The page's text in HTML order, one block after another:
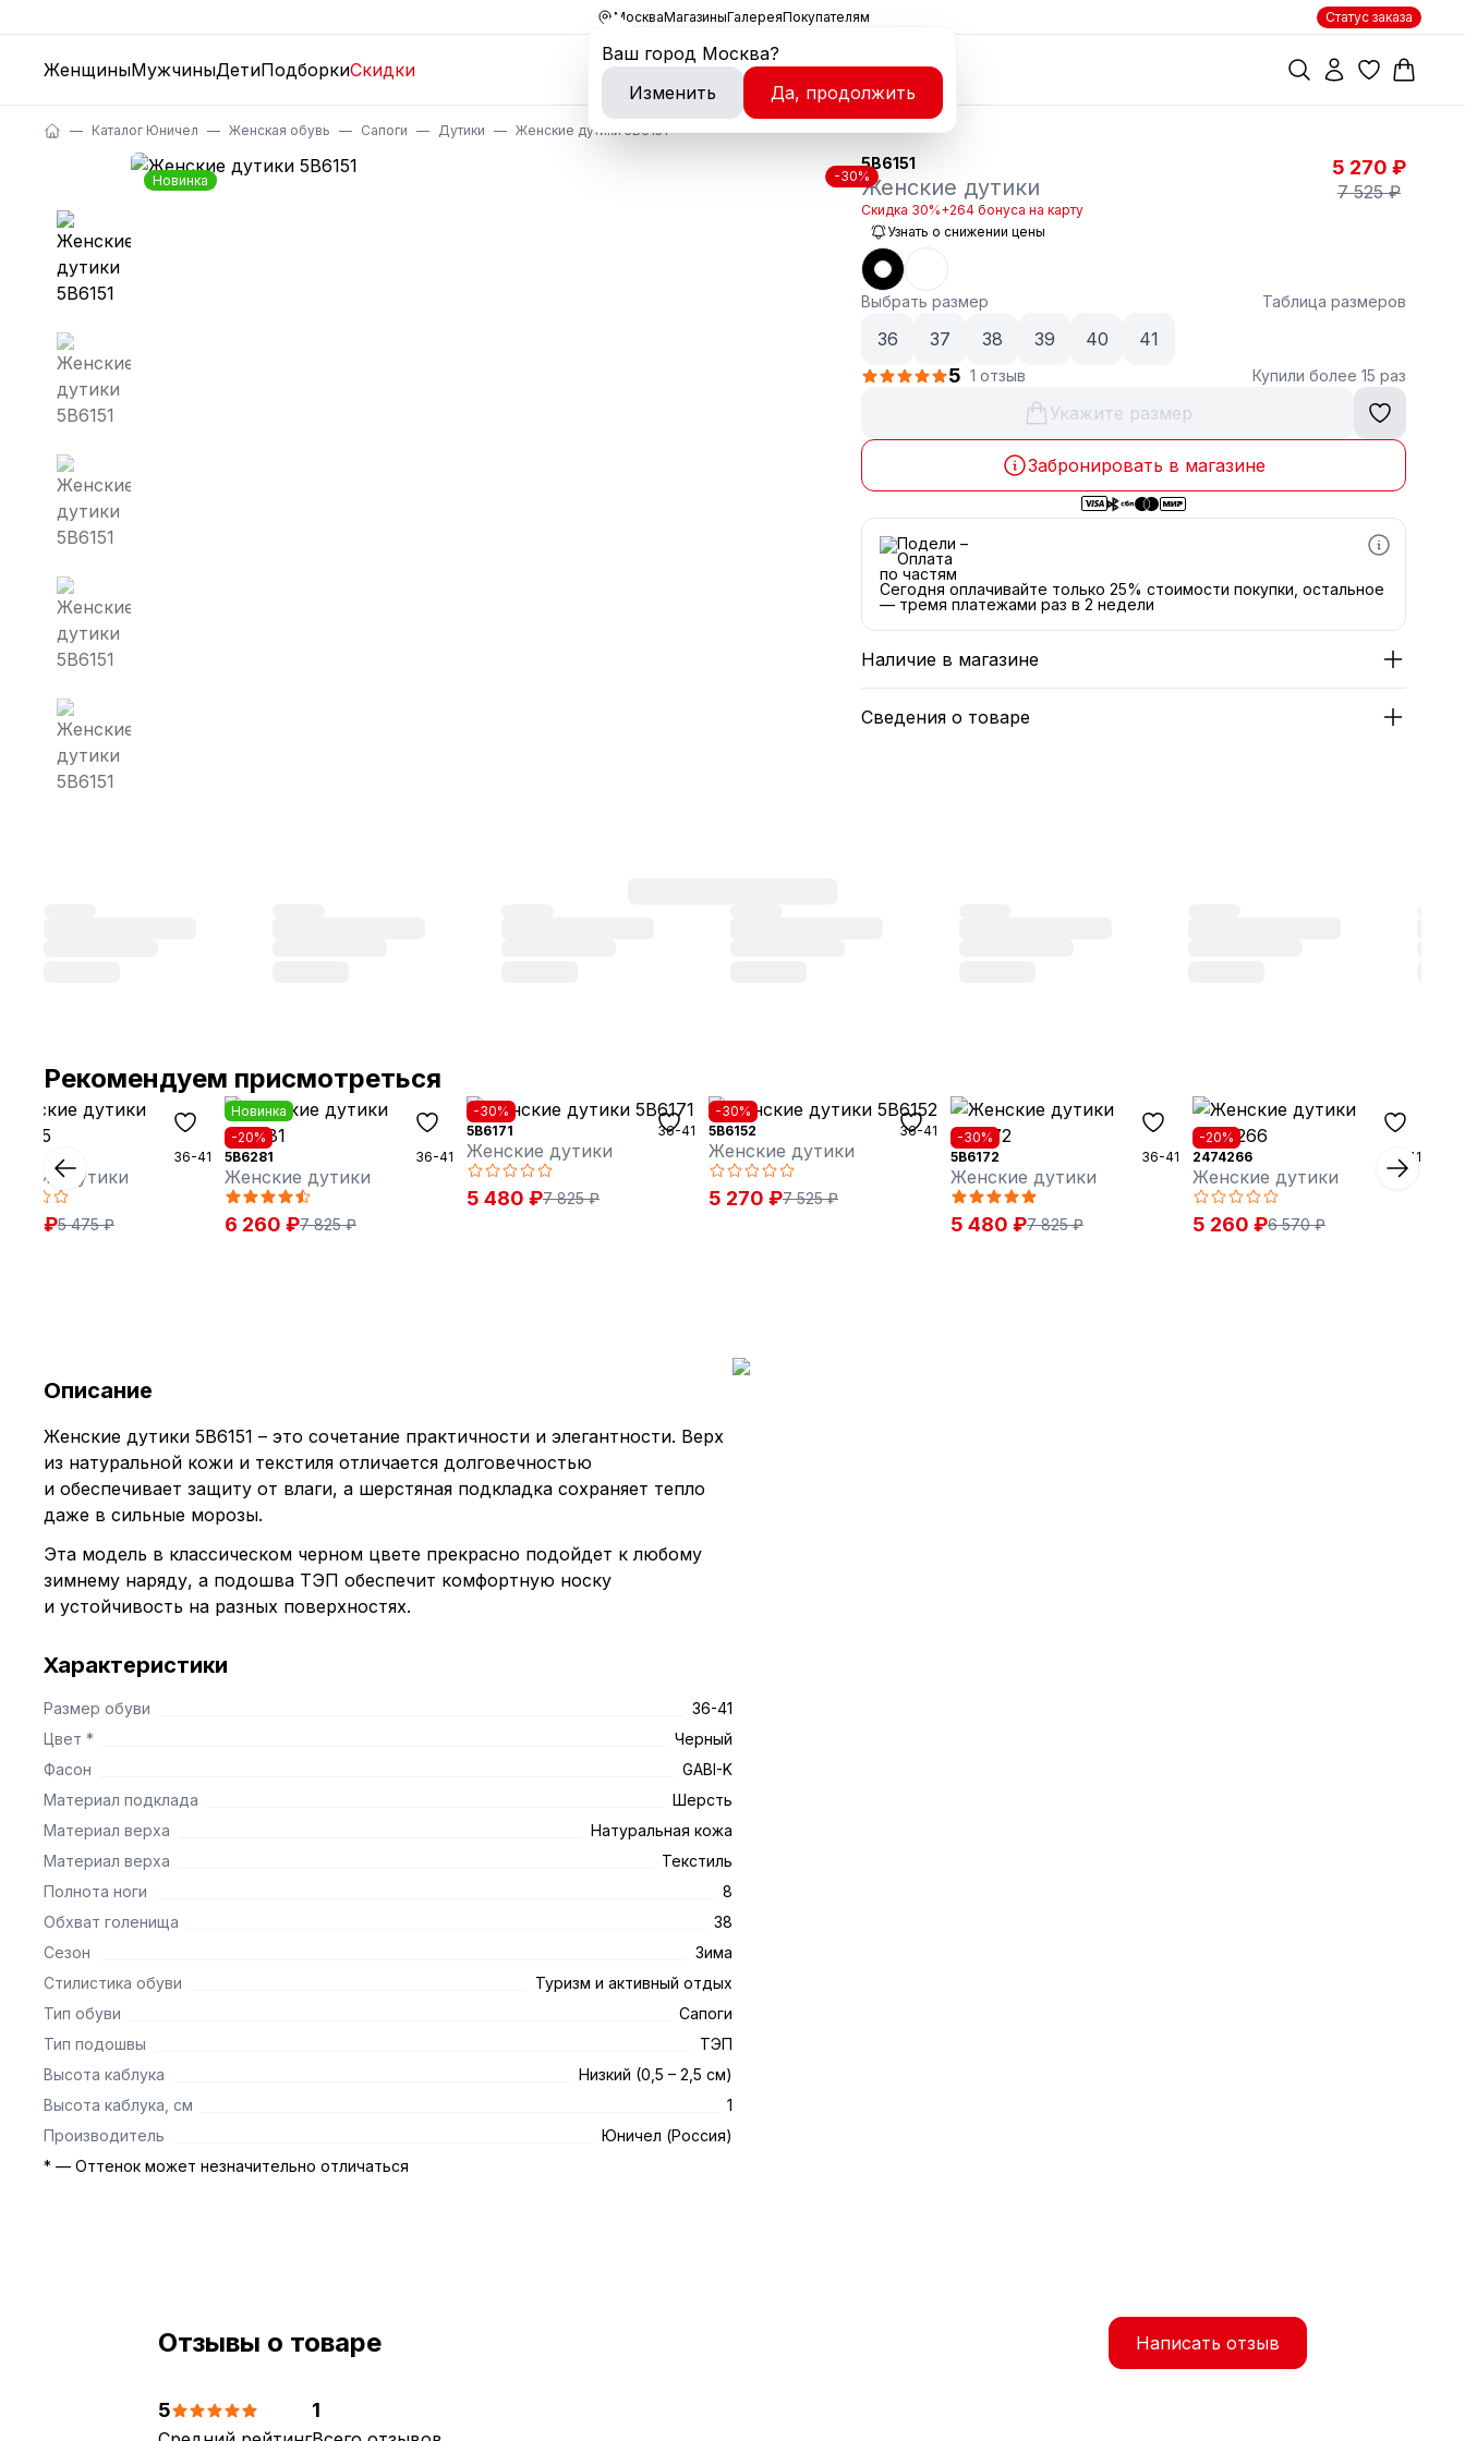
Москва
Ваш город Москва?
Изменить
Да, продолжить
МагазиныГалереяПокупателям Статус заказа
ЖенщиныМужчиныДетиПодборкиСкидки
Каталог Юничел Женская обувь Сапоги Дутики Женские дутики 5B6151
Новинка -30% 5 270 ₽
7 525 ₽
5B6151
Женские дутики
Скидка 30%+264 бонуса на карту
Узнать о снижении цены
Выбрать размер Таблица размеров
36 37 38 39 40 41
5 1 отзыв Купили более 15 раз
Укажите размер
Забронировать в магазине
Сегодня оплачивайте только 25% стоимости покупки, остальное
— тремя платежами раз в 2 недели
Наличие в магазине
Сведения о товаре
Рекомендуем присмотреться
36-41
дутики
₽5 475 ₽
Новинка
-20%
5B6281
36-41
Женские дутики
6 260 ₽7 825 ₽
-30%
5B6171
36-41
Женские дутики
5 480 ₽7 825 ₽
-30%
5B6152
36-41
Женские дутики
5 270 ₽7 525 ₽
-30%
5B6172
36-41
Женские дутики
5 480 ₽7 825 ₽
-20%
2474266
36-41
Женские дутики
5 260 ₽6 570 ₽
Описание
Женские дутики 5B6151 – это сочетание практичности и элегантности. Верх
из натуральной кожи и текстиля отличается долговечностью
и обеспечивает защиту от влаги, а шерстяная подкладка сохраняет тепло
даже в сильные морозы.
Эта модель в классическом черном цвете прекрасно подойдет к любому
зимнему наряду, а подошва ТЭП обеспечит комфортную носку
и устойчивость на разных поверхностях.
Характеристики
Размер обуви
36-41
Цвет *
Черный
Фасон
GABI-K
Материал подклада
Шерсть
Материал верха
Натуральная кожа
Материал верха
Текстиль
Полнота ноги
8
Обхват голенища
38
Сезон
Зима
Стилистика обуви
Туризм и активный отдых
Тип обуви
Сапоги
Тип подошвы
ТЭП
Высота каблука
Низкий (0,5 – 2,5 см)
Высота каблука, см
1
Производитель
Юничел (Россия)
* — Оттенок может незначительно отличаться
Отзывы о товаре Написать отзыв
5 1